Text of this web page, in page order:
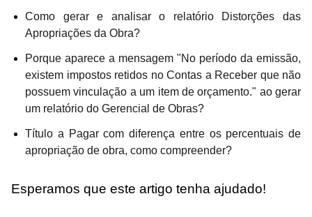
Como gerar e analisar o relatório Distorções das
Apropriações da Obra?
Porque aparece a mensagem "No período da emissão,
existem impostos retidos no Contas a Receber que não
possuem vinculação a um item de orçamento." ao gerar
um relatório do Gerencial de Obras?
Título a Pagar com diferença entre os percentuais de
apropriação de obra, como compreender?
Esperamos que este artigo tenha ajudado!